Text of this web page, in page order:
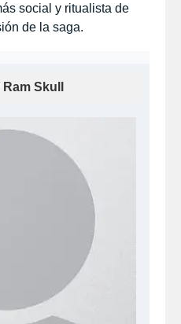
social y ritualista de
de la saga.
Skull